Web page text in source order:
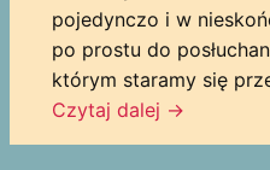
pojedynczo i w
po prostu do
którym staramy się
Czytaj dalej →